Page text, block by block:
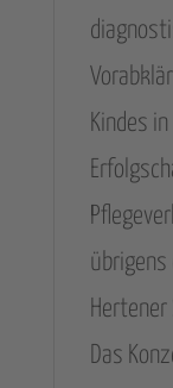
Kindes
übrigens
Das